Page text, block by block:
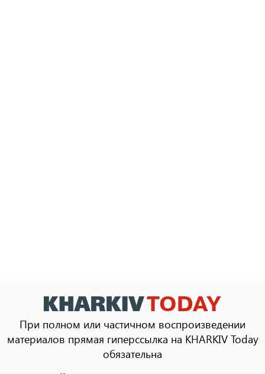
При полном или частичном воспроизведении
материалов прямая гиперссылка на KHARKIV Today
обязательна